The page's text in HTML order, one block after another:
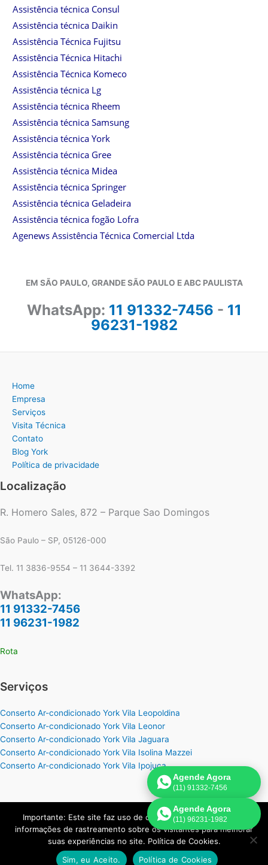
Assistência técnica Consul
Assistência técnica Daikin
Assistência Técnica Fujitsu
Assistência Técnica Hitachi
Assistência Técnica Komeco
Assistência técnica Lg
Assistência técnica Rheem
Assistência técnica Samsung
Assistência técnica York
Assistência técnica Gree
Assistência técnica Midea
Assistência técnica Springer
Assistência técnica Geladeira
Assistência técnica fogão Lofra
Agenews Assistência Técnica Comercial Ltda
EM SÃO PAULO, GRANDE SÃO PAULO E ABC PAULISTA
WhatsApp: 11 91332-7456 - 11
96231-1982
Home
Empresa
Serviços
Visita Técnica
Contato
Blog York
Política de privacidade
Localização
R. Homero Sales, 872 – Parque Sao Domingos
São Paulo – SP, 05126-000
Tel. 11 3836-9554 – 11 3644-3392
WhatsApp:
11 91332-7456
11 96231-1982
Rota
Serviços
Conserto Ar-condicionado York Vila Leopoldina
Conserto Ar-condicionado York Vila Leonor
Conserto Ar-condicionado York Vila Jaguara
Conserto Ar-condicionado York Vila Isolina Mazzei
Conserto Ar-condicionado York Vila Ipojuca
Copyright © 2026 York Assistência Ar-Condicionado | Criado por:
Página de Venda.
Agende Agora
(11) 91332-7456
Agende Agora
(11) 96231-1982
Importante: Este site faz uso de cookies que podem conter
informações de rastreamento sobre os visitantes para melhorar
suas experiências no site. Política de Cookies.
Sim, eu Aceito.
Política de Cookies